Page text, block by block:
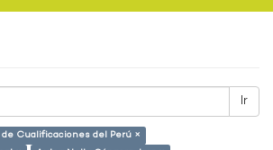
Ir
de Cualificaciones del Perú ×